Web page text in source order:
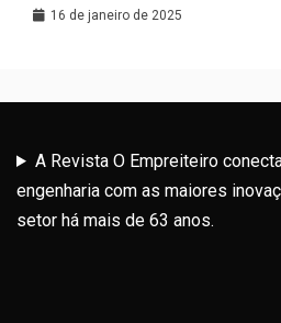
Latina
16 de janeiro de 2025
A Revista O Empreiteiro
engenharia com as maiores
setor há mais de 63 anos.